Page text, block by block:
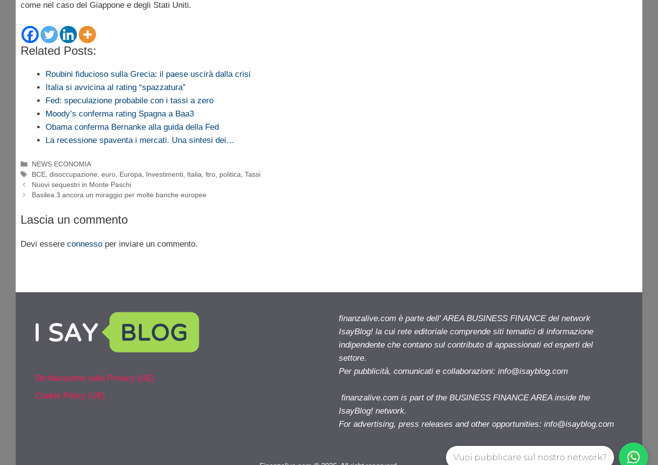
come nel caso del Giappone e degli Stati Uniti.
Related Posts:
Roubini fiducioso sulla Grecia: il paese uscirà dalla crisi
Italia si avvicina al rating “spazzatura”
Fed: speculazione probabile con i tassi a zero
Moody’s conferma rating Spagna a Baa3
Obama conferma Bernanke alla guida della Fed
La recessione spaventa i mercati. Una sintesi dei…
Categorie
NEWS ECONOMIA
Tag
BCE ,disoccupazione ,euro Europa Investimenti Italia ltro politica ,Tassi
Nuovi sequestri in Monte Paschi
Basilea 3 ancora un miraggio per molte banche europee
Lascia un commento
Devi essere connesso per inviare un commento.
Dichiarazione sulla Privacy (UE)
Cookie Policy (UE)
finanzalive.com è parte dell' AREA BUSINESS FINANCE del network
IsayBlog! la cui rete editoriale comprende siti tematici di informazione
indipendente che contano sul contributo di appassionati ed esperti del
settore.
Per pubblicità, comunicati e collaborazioni: info@isayblog.com
finanzalive.com is part of the BUSINESS FINANCE AREA inside the
IsayBlog! network.
For advertising, press releases and other opportunities: info@isayblog.com
Vuoi pubblicare sul nostro network?